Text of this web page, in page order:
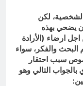
الشخصية، لكن
يضحي بهذه
اجل ارضاء (الأرادة
البحث والفكر، سواء
سبب احتقار
التالي وهو